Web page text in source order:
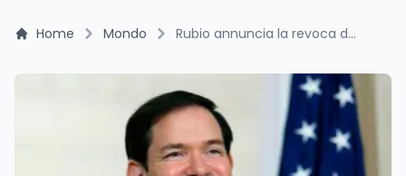
Home Mondo Rubio annuncia la revoca dei visti agli studenti che celebrano l'uccisione di Charlie Kirk: implicazioni su libertà di parola e sicurezza negli Stati Uniti